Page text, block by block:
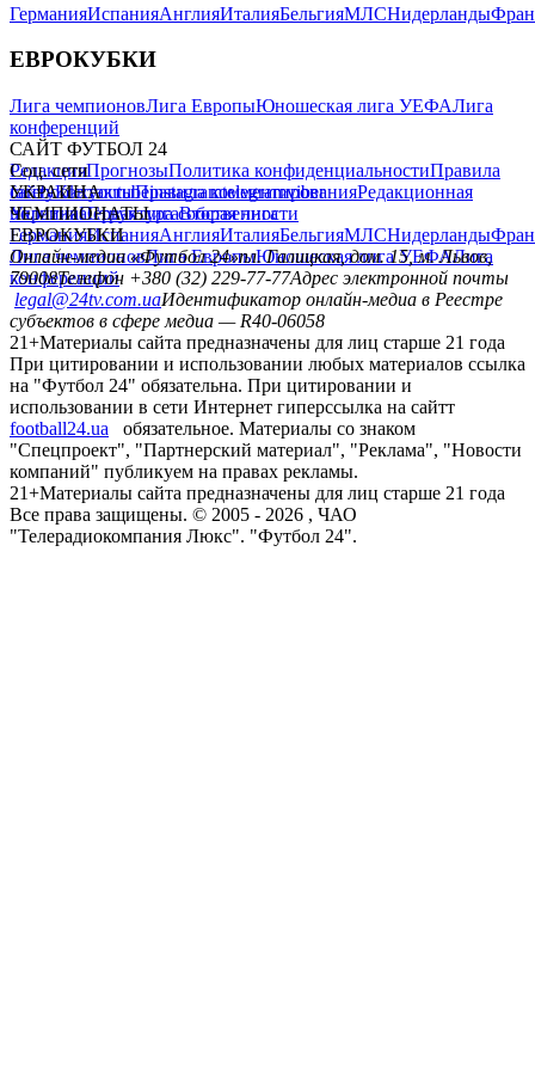
ГерманияИспанияАнглияИталияБельгияМЛСНидерланды
ЕВРОКУБКИ
Лига чемпионовЛига ЕвропыЮношеская лига УЕФАЛига
конференций
САЙТ ФУТБОЛ 24
РедакцияПрогнозыПолитика конфиденциальностиПравила
сайтуКонтактыПравила комментированияРедакционная
политикаСтруктура собственности
Соц. сети
facebookxyoutubeinstagramtelegramviber
УКРАИНА
УкраинаПервая лигаВторая лига
ЧЕМПИОНАТЫ
ГерманияИспанияАнглияИталияБельгияМЛСНидерланды
ЕВРОКУБКИ
Лига чемпионовЛига ЕвропыЮношеская лига УЕФАЛига
конференций
Онлайн-медиа «Футбол 24»пл. Галицкая, дом. 15, м. Львов,
79008Телефон +380 (32) 229-77-77Адрес электронной почты
legal@24tv.com.uaИдентификатор онлайн-медиа в Реестре
субъектов в сфере медиа — R40-06058
21+Материалы сайта предназначены для лиц старше 21 года
При цитировании и использовании любых материалов ссылка
на "Футбол 24" обязательна. При цитировании и
использовании в сети Интернет гиперссылка на сайтт
football24.ua
обязательное. Материалы со знаком
"Спецпроект", "Партнерский материал", "Реклама", "Новости
компаний" публикуем на правах рекламы.
21+Материалы сайта предназначены для лиц старше 21 года
Все права защищены. © 2005 - 2026 , ЧАО
"Телерадиокомпания Люкс". "Футбол 24".